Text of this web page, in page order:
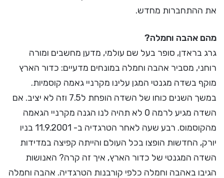
את ההתחברות מחדש.
מהם אהבה וחמלה?
גרג בראדן, סופר בעל שם עולמי, מדען מחשבים ומורה
רוחני, מסביר אהבה וחמלה במונחים מדעיים: כדור הארץ
מוקף בשדה מגנטי המגן עלינו מקרניי גאמה קוסמיות.
במשך השנים כוחו של השדה הופחת ל7.5 וזה לא יציב. אם
השדה מגיע לרמה 0 לא תהיה לנו הגנה מקרניי הגאמה
מהקוסמוס. רבע שעה לאחר הטרגדיה ב- 11.9.2001 בניו
יורק, החדשות הופצו בכל העולם והייתה קפיצה במדידות
השדה המגנטי של כדור הארץ, איך זה קרה? האנושות
הגיבו באהבה וחמלה כלפי קורבנות הטרגדיה. אהבה וחמלה